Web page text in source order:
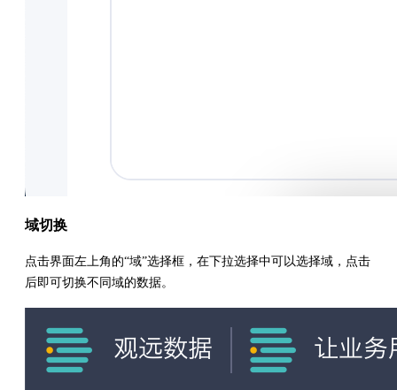
域切换
点击界面左上角的“域”选择框，在下拉选择中可以选择域，点击
后即可切换不同域的数据。